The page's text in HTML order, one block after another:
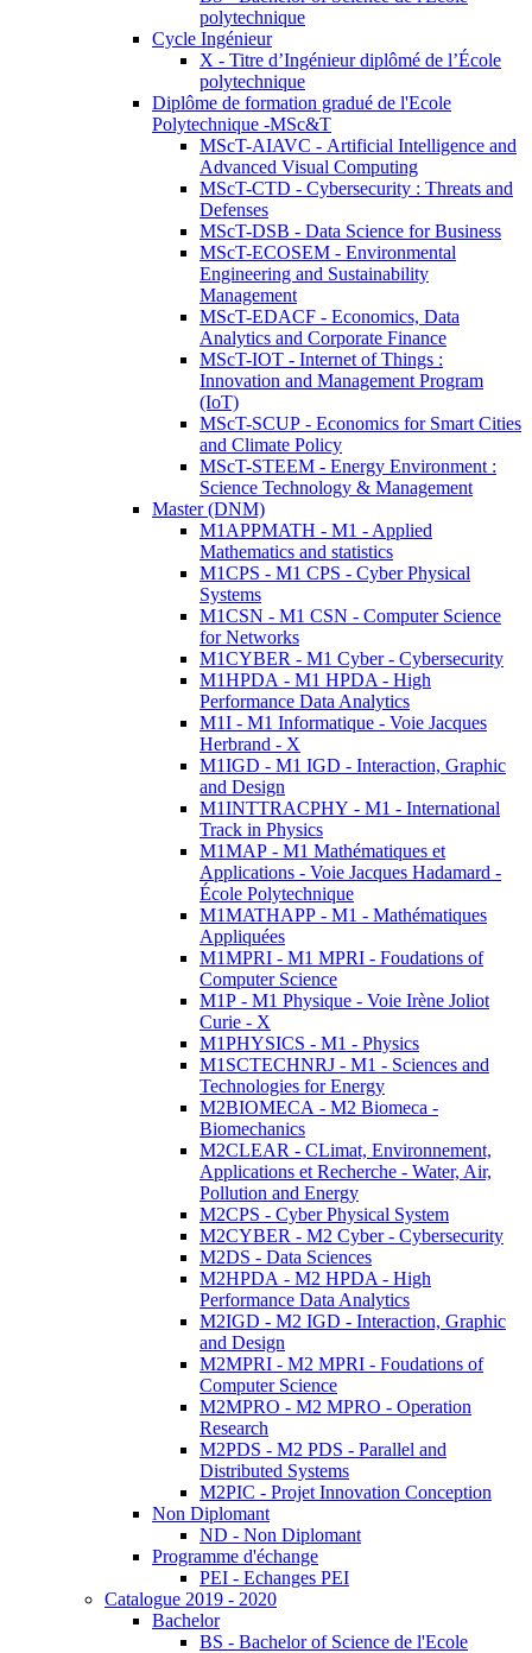
polytechnique
Cycle Ingénieur
X - Titre d’Ingénieur diplômé de l’École
polytechnique
Diplôme de formation gradué de l'Ecole
Polytechnique -MSc&T
MScT-AIAVC - Artificial Intelligence and
Advanced Visual Computing
MScT-CTD - Cybersecurity : Threats and
Defenses
MScT-DSB - Data Science for Business
MScT-ECOSEM - Environmental
Engineering and Sustainability
Management
MScT-EDACF - Economics, Data
Analytics and Corporate Finance
MScT-IOT - Internet of Things :
Innovation and Management Program
(IoT)
MScT-SCUP - Economics for Smart Cities
and Climate Policy
MScT-STEEM - Energy Environment :
Science Technology & Management
Master (DNM)
M1APPMATH - M1 - Applied
Mathematics and statistics
M1CPS - M1 CPS - Cyber Physical
Systems
M1CSN - M1 CSN - Computer Science
for Networks
M1CYBER - M1 Cyber - Cybersecurity
M1HPDA - M1 HPDA - High
Performance Data Analytics
M1I - M1 Informatique - Voie Jacques
Herbrand - X
M1IGD - M1 IGD - Interaction, Graphic
and Design
M1INTTRACPHY - M1 - International
Track in Physics
M1MAP - M1 Mathématiques et
Applications - Voie Jacques Hadamard -
École Polytechnique
M1MATHAPP - M1 - Mathématiques
Appliquées
M1MPRI - M1 MPRI - Foudations of
Computer Science
M1P - M1 Physique - Voie Irène Joliot
Curie - X
M1PHYSICS - M1 - Physics
M1SCTECHNRJ - M1 - Sciences and
Technologies for Energy
M2BIOMECA - M2 Biomeca -
Biomechanics
M2CLEAR - CLimat, Environnement,
Applications et Recherche - Water, Air,
Pollution and Energy
M2CPS - Cyber Physical System
M2CYBER - M2 Cyber - Cybersecurity
M2DS - Data Sciences
M2HPDA - M2 HPDA - High
Performance Data Analytics
M2IGD - M2 IGD - Interaction, Graphic
and Design
M2MPRI - M2 MPRI - Foudations of
Computer Science
M2MPRO - M2 MPRO - Operation
Research
M2PDS - M2 PDS - Parallel and
Distributed Systems
M2PIC - Projet Innovation Conception
Non Diplomant
ND - Non Diplomant
Programme d'échange
PEI - Echanges PEI
Catalogue 2019 - 2020
Bachelor
BS - Bachelor of Science de l'Ecole